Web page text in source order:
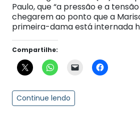
Paulo, que “a pressão e a
chegarem ao ponto que a
primeira-dama está internada
Compartilhe:
Continue lendo